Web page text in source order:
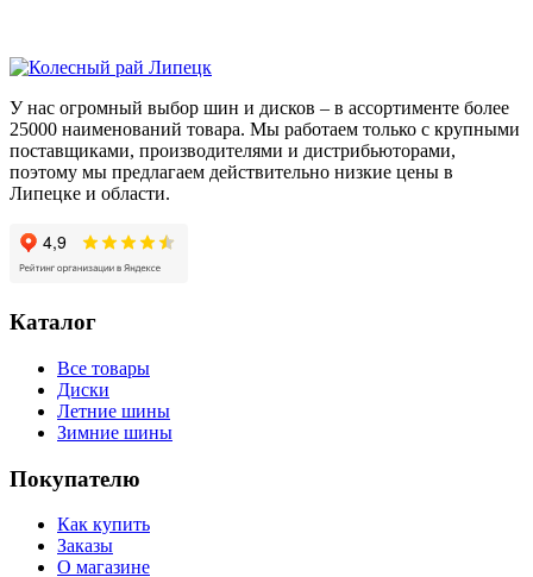
97
Y
У нас огромный выбор шин и дисков – в ассортименте более
25000 наименований товара. Мы работаем только с крупными
поставщиками, производителями и дистрибьюторами,
поэтому мы предлагаем действительно низкие цены в
Липецке и области.
Каталог
Все товары
Диски
Летние шины
Зимние шины
Покупателю
Как купить
Заказы
О магазине